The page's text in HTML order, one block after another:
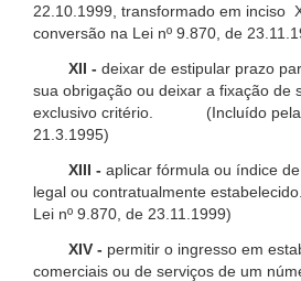
22.10.1999, transformado em inciso
conversão na Lei nº 9.870, de
XII - deixar de estipular prazo
sua obrigação ou deixar a fixação de
exclusivo critério. (Incluído pela
21.3.1995)
XIII - aplicar fórmula ou índice
legal ou contratualmente
Lei nº 9.870, de 23.11.1999)
XIV - permitir o ingresso em
comerciais ou de serviços de um